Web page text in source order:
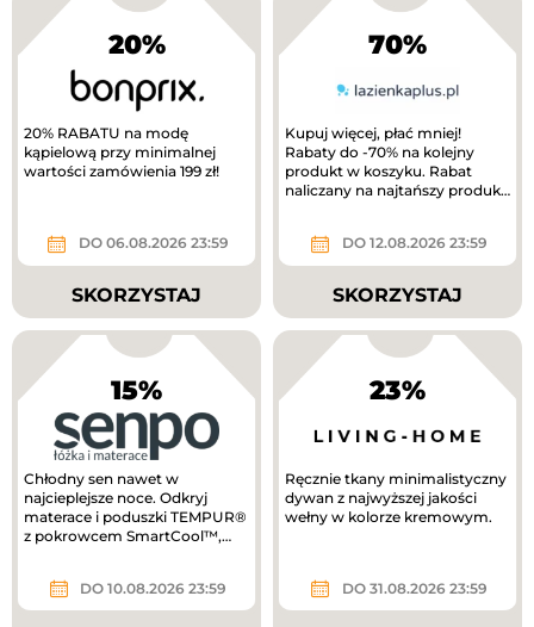
20%
20% RABATU na modę
kąpielową przy minimalnej
wartości zamówienia 199 zł!
DO 06.08.2026 23:59
SKORZYSTAJ
70%
Kupuj więcej, płać mniej!
Rabaty do -70% na kolejny
produkt w koszyku. Rabat
naliczany na najtańszy produkt
DO 12.08.2026 23:59
SKORZYSTAJ
15%
Chłodny sen nawet w
najcieplejsze noce. Odkryj
materace i poduszki TEMPUR®
z pokrowcem SmartCool™,
DO 10.08.2026 23:59
23%
Ręcznie tkany minimalistyczny
dywan z najwyższej jakości
wełny w kolorze kremowym.
DO 31.08.2026 23:59